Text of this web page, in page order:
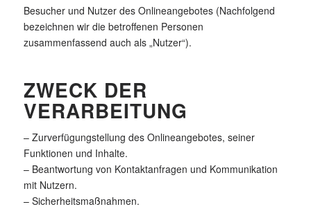
Besucher und Nutzer des Onlineangebotes (Nachfolgend
bezeichnen wir die betroffenen Personen
zusammenfassend auch als „Nutzer“).
ZWECK DER
VERARBEITUNG
– Zurverfügungstellung des Onlineangebotes, seiner
Funktionen und Inhalte.
– Beantwortung von Kontaktanfragen und Kommunikation
mit Nutzern.
– Sicherheitsmaßnahmen.